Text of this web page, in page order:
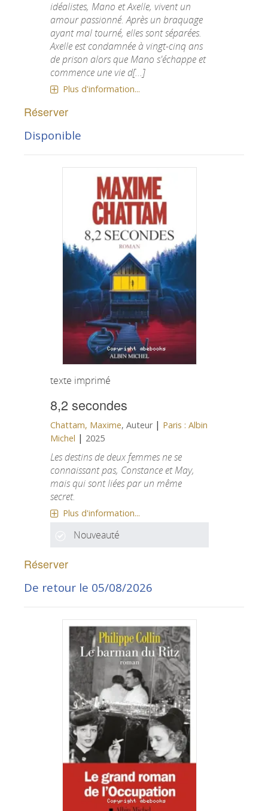
idéalistes, Mano et Axelle, vivent un
amour passionné. Après un braquage
ayant mal tourné, elles sont séparées.
Axelle est condamnée à vingt-cinq ans
de prison alors que Mano s'échappe et
commence une vie d[...]
Plus d'information...
Réserver
Disponible
texte imprimé
8,2 secondes
Chattam, Maxime, Auteur | Paris : Albin
Michel | 2025
Les destins de deux femmes ne se
connaissant pas, Constance et May,
mais qui sont liées par un même
secret.
Plus d'information...
Nouveauté
Réserver
De retour le 05/08/2026